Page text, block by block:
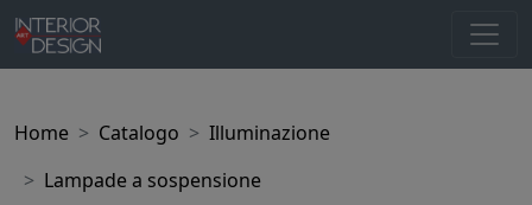
Home Catalogo
Illuminazione
Lampade a sospensione